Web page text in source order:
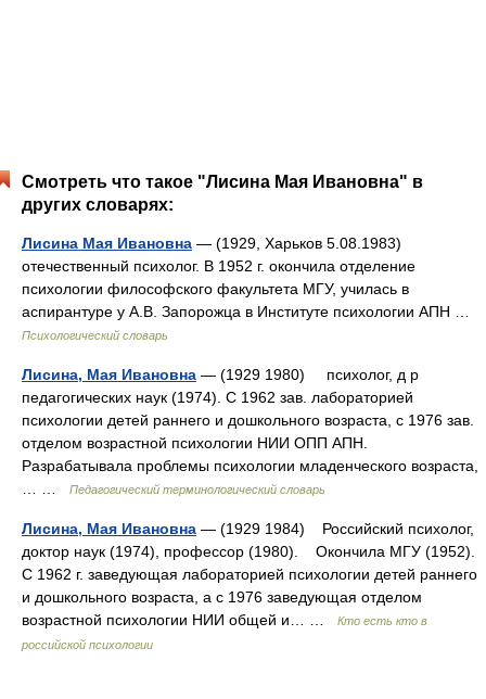
Смотреть что такое "Лисина Мая Ивановна" в
других словарях:
Лисина Мая Ивановна — (1929, Харьков 5.08.1983)
отечественный психолог. В 1952 г. окончила отделение
психологии философского факультета МГУ, училась в
аспирантуре у А.В. Запорожца в Институте психологии АПН …
Психологический словарь
Лисина, Мая Ивановна — (1929 1980) психолог, д р
педагогических наук (1974). С 1962 зав. лабораторией
психологии детей раннего и дошкольного возраста, с 1976 зав.
отделом возрастной психологии НИИ ОПП АПН.
Разрабатывала проблемы психологии младенческого возраста,
Педагогический терминологический словарь
Лисина, Мая Ивановна — (1929 1984) Российский психолог,
доктор наук (1974), профессор (1980). Окончила МГУ (1952).
С 1962 г. заведующая лабораторией психологии детей раннего
и дошкольного возраста, а с 1976 заведующая отделом
возрастной психологии НИИ общей и… …
Кто есть кто в
российской психологии